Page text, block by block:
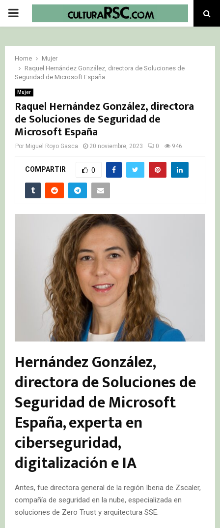
PRIMARY
Home
Mujer
Raquel Hernández González, directora de Soluciones de
Seguridad de Microsoft España
Mujer
Raquel Hernández González, directora
de Soluciones de Seguridad de
Microsoft España
Por Miguel Royo Gasca 20 noviembre, 2023 0 946
COMPARTIR 0
Hernández González,
directora de Soluciones de
Seguridad de Microsoft
España, experta en
ciberseguridad,
digitalización e IA
Antes, fue directora general de la región Iberia de Zscaler,
compañía de seguridad en la nube, especializada en
soluciones de Zero Trust y arquitectura SSE.